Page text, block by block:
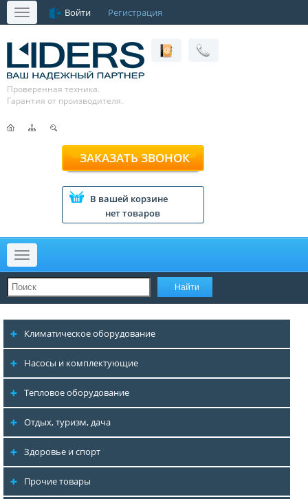
Меню Войти Регистрация
Проверенная техника.
Гарантия от производителя.
ЗАКАЗАТЬ ЗВОНОК
В вашей корзине
нет товаров
Меню
Климатическое оборудование
Насосы и комплектующие
Тепловое оборудование
Отдых, туризм, дача
Здоровье и спорт
Прочие товары